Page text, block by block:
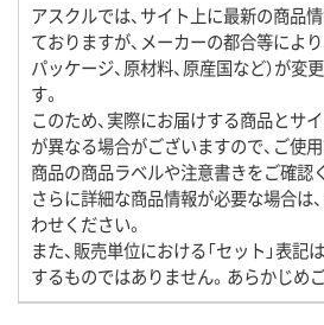
アスクルでは、サイト上に最新の商品
ておりますが、メーカーの都合等により
パッケージ、原材料、原産国など）が変
す。
このため、実際にお届けする商品とサ
が異なる場合がございますので、ご使
商品の商品ラベルや注意書きをご確認
さらに詳細な商品情報が必要な場合は
わせください。
また、販売単位における「セット」表記
するものではありません。あらかじめ